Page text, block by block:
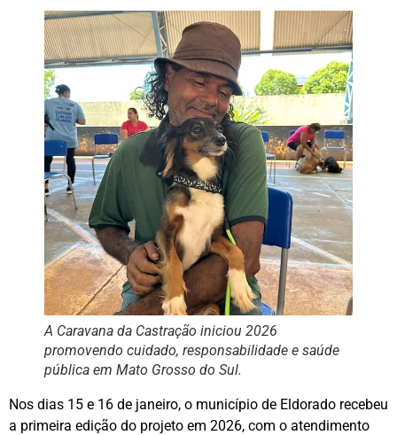
A Caravana da Castração iniciou 2026
promovendo cuidado, responsabilidade e saúde
pública em Mato Grosso do Sul.
Nos dias 15 e 16 de janeiro, o município de Eldorado recebeu
a primeira edição do projeto em 2026, com o atendimento